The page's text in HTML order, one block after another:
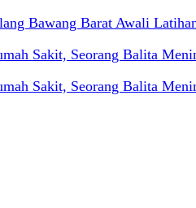
Bawang Barat Awali
Sakit, Seorang Balita
Sakit, Seorang Balita